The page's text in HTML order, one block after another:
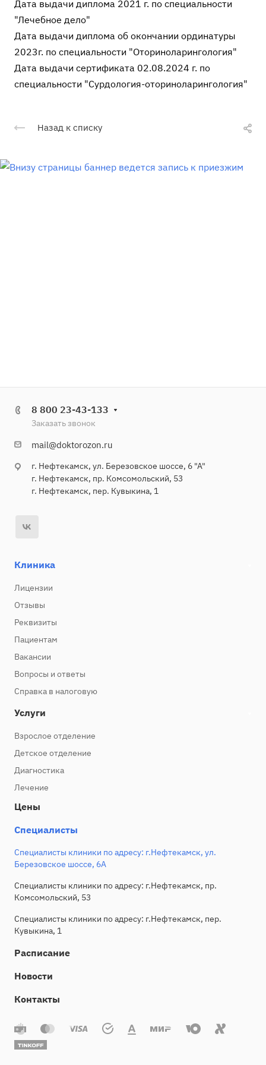
Дата выдачи диплома 2021 г. по специальности
"Лечебное дело"
Дата выдачи диплома об окончании ординатуры
2023г. по специальности "Оториноларингология"
Дата выдачи сертификата 02.08.2024 г. по
специальности "Сурдология-оториноларингология"
Назад к списку
8 800 23-43-133
Заказать звонок
mail@doktorozon.ru
г. Нефтекамск, ул. Березовское шоссе, 6 "А"
г. Нефтекамск, пр. Комсомольский, 53
г. Нефтекамск, пер. Кувыкина, 1
Клиника
Лицензии
Отзывы
Реквизиты
Пациентам
Вакансии
Вопросы и ответы
Справка в налоговую
Услуги
Взрослое отделение
Детское отделение
Диагностика
Лечение
Цены
Специалисты
Специалисты клиники по адресу: г.Нефтекамск, ул.
Березовское шоссе, 6А
Специалисты клиники по адресу: г.Нефтекамск, пр.
Комсомольский, 53
Специалисты клиники по адресу: г.Нефтекамск, пер.
Кувыкина, 1
Расписание
Новости
Контакты